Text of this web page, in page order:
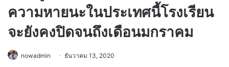
ความหายนะในประเทศนี้โรงเรียน
จะยังคงปิดจนถึงเดือนมกราคม
nowadmin ธันวาคม 13, 2020